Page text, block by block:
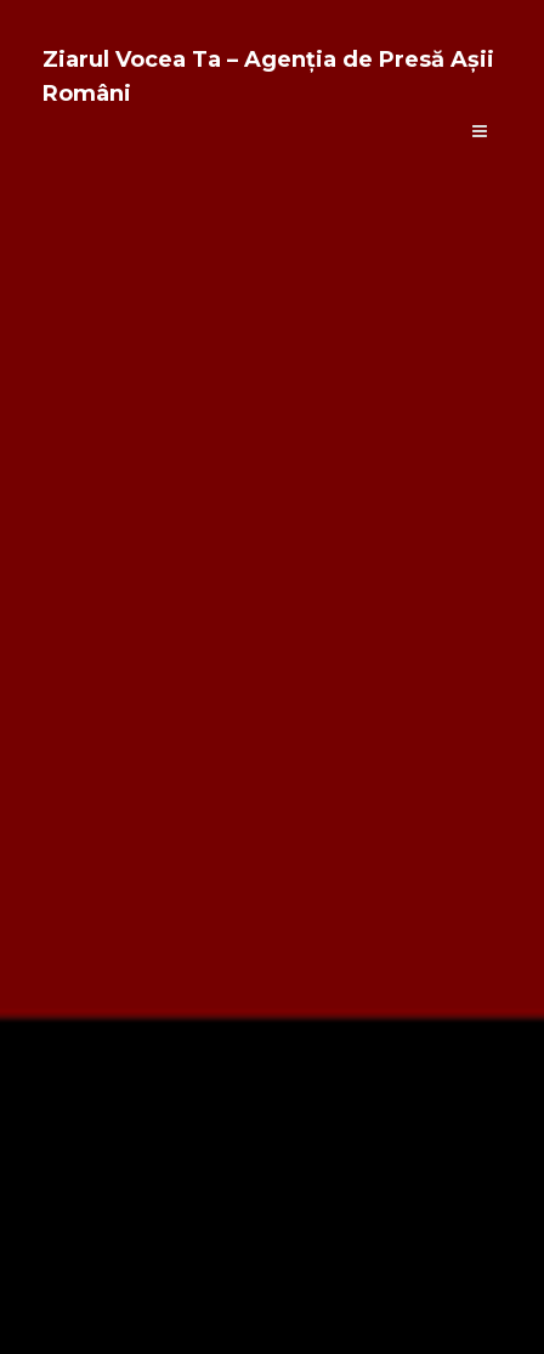
Ziarul Vocea Ta – Agenția de Presă Așii
Români